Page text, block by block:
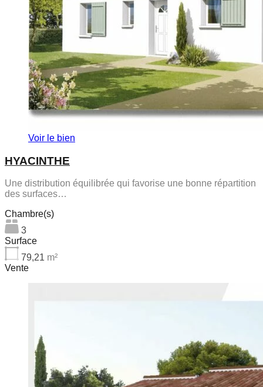
Voir le bien
HYACINTHE
Une distribution équilibrée qui favorise une bonne répartition
des surfaces…
Chambre(s)
3
Surface
79,21 m²
Vente